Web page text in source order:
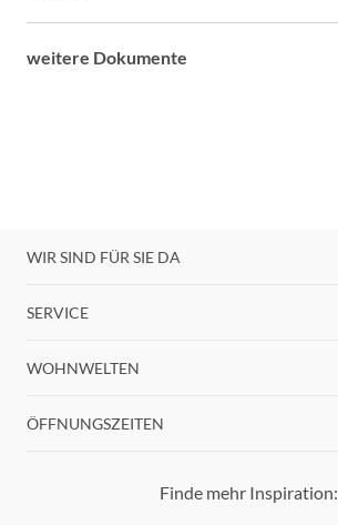
weitere Dokumente
WIR SIND FÜR SIE DA
SERVICE
WOHNWELTEN
ÖFFNUNGSZEITEN
Finde mehr Inspiration: